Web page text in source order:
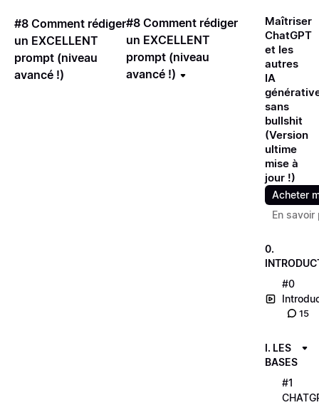
#8 Comment rédiger
un EXCELLENT
prompt (niveau
avancé !)
#8 Comment rédiger
un EXCELLENT
prompt (niveau
avancé !)
Maîtriser
ChatGPT
et les
autres
IA
sans
bullshit
(Version
ultime
mise à
jour !)
Acheter
En savoir
0.
#0
15
I. LES
BASES
#1